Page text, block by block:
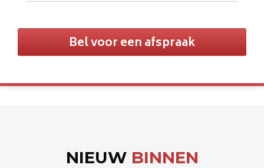
Bel voor een afspraak
NIEUW BINNEN